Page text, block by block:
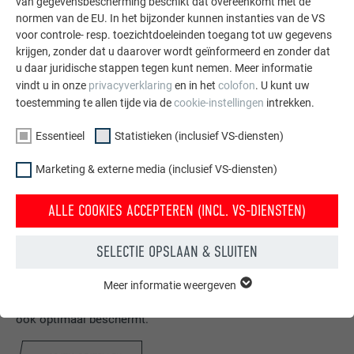
hoogwaterbescherming – met PREFA producten van
ook optimaal beschermt.
normen van de EU. In het bijzonder kunnen instanties van de VS
voor controle- resp. toezichtdoeleinden toegang tot uw gegevens
krijgen, zonder dat u daarover wordt geïnformeerd en zonder dat
u daar juridische stappen tegen kunt nemen. Meer informatie
vindt u in onze privacyverklaring en in het colofon. U kunt uw
toestemming te allen tijde via decookie-instellingen intrekken.
Essentieel Statistieken (inclusief VS-diensten)
Marketing & externe media (inclusief VS-diensten)
ALLE COOKIES ACCEPTEREN (INCL. VS-DIENSTEN)
SELECTIE OPSLAAN & SLUITEN
van de website. Hierdoor wordt gewaarborgd dat de website
onberispelijk werkt.
Meer informatie weergeven